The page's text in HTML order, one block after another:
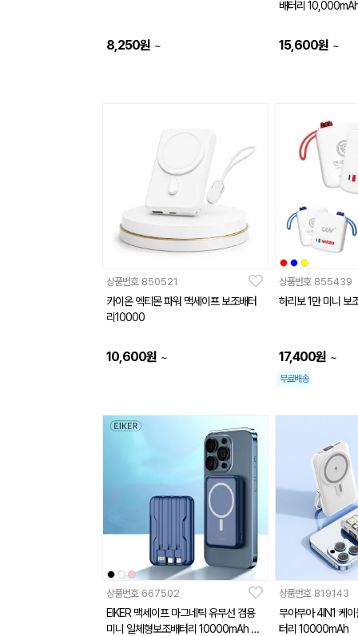
8,250원 ~
배터리
15,600원 ~
상품번호 850521
카이온 엑티몬 파워 맥세이프 보조배터
리10000
10,600원 ~
상품번호 855439
하리보 1만 미니 보
17,400원 ~
무료배송
상품번호 667502
EIKER 맥세이프 마그네틱 유무선 겸용
미니 일체형보조배터리 10000mAh 4
상품번호 819143
무아무아 4IN1 케
터리 10000mAh